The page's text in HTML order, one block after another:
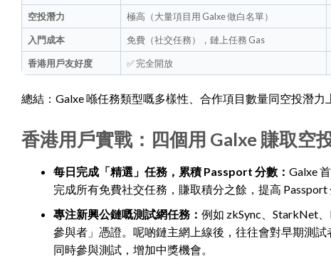
空投潛力 極高（大量項目用 Galxe 做白名單）
入門成本 免費（社交任務），鏈上任務 Gas
香港用戶友好度 ✅ 完全開放
總結：Galxe 喺任務類型嘅多樣性、合作項目數量同空投潛力
香港用戶實戰：四個用 Galxe 賺取空
每日完成「精選」任務，累積 Passport 分數： Galxe
完成所有免費社交任務，賺取積分之餘，提高
專注新興公鏈嘅測試網任務： 例如 zkSync、StarkNet
參與者」憑證。呢啲鏈主網上線後，往往會對早期測
同時參與測試，增加中獎機會。